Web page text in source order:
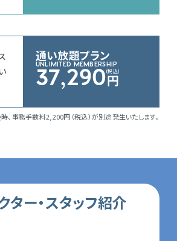
通い放題プラン
UNLIMITED MEMBERSHIP
37,290円
、事務手数料2,200円（税込）が別途発生いたします。
ター・スタッフ紹介